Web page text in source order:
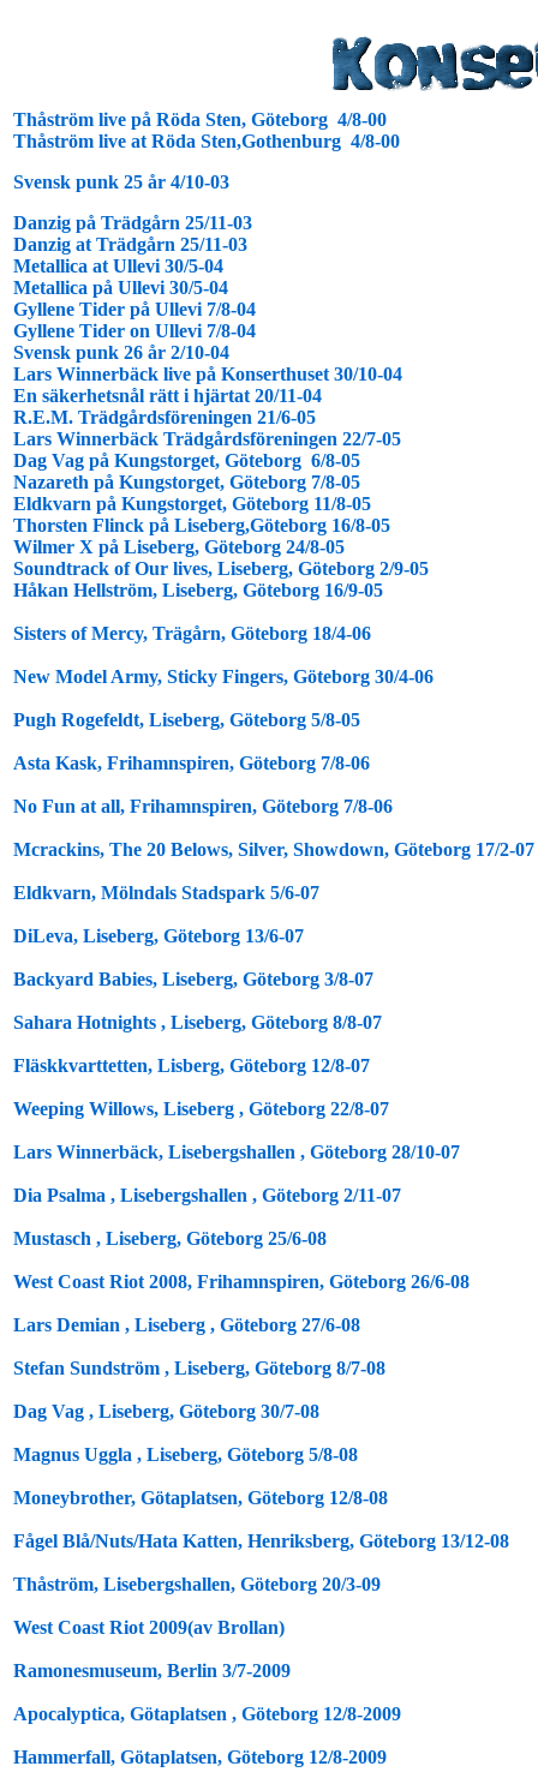
Thåström live på Röda Sten, Göteborg 4/8-00
Thåström live at Röda Sten,Gothenburg 4/8-00
Svensk punk 25 år 4/10-03
Danzig på Trädgårn 25/11-03
Danzig at Trädgårn 25/11-03
Metallica at Ullevi 30/5-04
Metallica på Ullevi 30/5-04
Gyllene Tider på Ullevi 7/8-04
Gyllene Tider on Ullevi 7/8-04
Svensk punk 26 år 2/10-04
Lars Winnerbäck live på Konserthuset 30/10-04
En säkerhetsnål rätt i hjärtat 20/11-04
R.E.M. Trädgårdsföreningen 21/6-05
Lars Winnerbäck Trädgårdsföreningen 22/7-05
Dag Vag på Kungstorget, Göteborg 6/8-05
Nazareth på Kungstorget, Göteborg 7/8-05
Eldkvarn på Kungstorget, Göteborg 11/8-05
Thorsten Flinck på Liseberg,Göteborg 16/8-05
Wilmer X på Liseberg, Göteborg 24/8-05
Soundtrack of Our lives, Liseberg, Göteborg 2/9-05
Håkan Hellström, Liseberg, Göteborg 16/9-05
Sisters of Mercy, Trägårn, Göteborg 18/4-06
New Model Army, Sticky Fingers, Göteborg 30/4-06
Pugh Rogefeldt, Liseberg, Göteborg 5/8-05
Asta Kask, Frihamnspiren, Göteborg 7/8-06
No Fun at all, Frihamnspiren, Göteborg 7/8-06
Mcrackins, The 20 Belows, Silver, Showdown, Göteborg 17/2-07
Eldkvarn, Mölndals Stadspark 5/6-07
DiLeva, Liseberg, Göteborg 13/6-07
Backyard Babies, Liseberg, Göteborg 3/8-07
Sahara Hotnights , Liseberg, Göteborg 8/8-07
Fläskkvarttetten, Lisberg, Göteborg 12/8-07
Weeping Willows, Liseberg , Göteborg 22/8-07
Lars Winnerbäck, Lisebergshallen , Göteborg 28/10-07
Dia Psalma , Lisebergshallen , Göteborg 2/11-07
Mustasch , Liseberg, Göteborg 25/6-08
West Coast Riot 2008, Frihamnspiren, Göteborg 26/6-08
Lars Demian , Liseberg , Göteborg 27/6-08
Stefan Sundström , Liseberg, Göteborg 8/7-08
Dag Vag , Liseberg, Göteborg 30/7-08
Magnus Uggla , Liseberg, Göteborg 5/8-08
Moneybrother, Götaplatsen, Göteborg 12/8-08
Fågel Blå/Nuts/Hata Katten, Henriksberg, Göteborg 13/12-08
Thåström, Lisebergshallen, Göteborg 20/3-09
West Coast Riot 2009(av Brollan)
Ramonesmuseum, Berlin 3/7-2009
Apocalyptica, Götaplatsen , Göteborg 12/8-2009
Hammerfall, Götaplatsen, Göteborg 12/8-2009